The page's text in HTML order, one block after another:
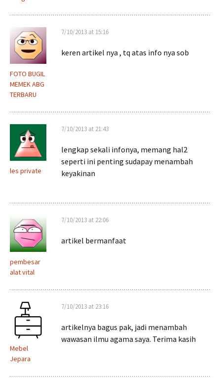
FOTO BUGIL
MEMEK ABG
TERBARU
7/10/2013 at 15:16
keren artikel nya , tq atas info nya sob
les private
7/10/2013 at 21:43
lengkap sekali infonya, memang hal2
seperti ini penting sudapay menambah
keyakinan
pembesar
alat vital
7/10/2013 at 22:06
artikel bermanfaat
Mebel
Jepara
7/10/2013 at 23:16
artikelnya bagus pak, jadi menambah
wawasan ilmu agama saya. Terima kasih